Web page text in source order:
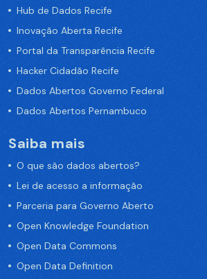
Hub de Dados Recife
Inovação Aberta Recife
Portal da Transparência Recife
Hacker Cidadão Recife
Dados Abertos Governo Federal
Dados Abertos Pernambuco
Saiba mais
O que são dados abertos?
Lei de acesso a informação
Parceria para Governo Aberto
Open Knowledge Foundation
Open Data Commons
Open Data Definition